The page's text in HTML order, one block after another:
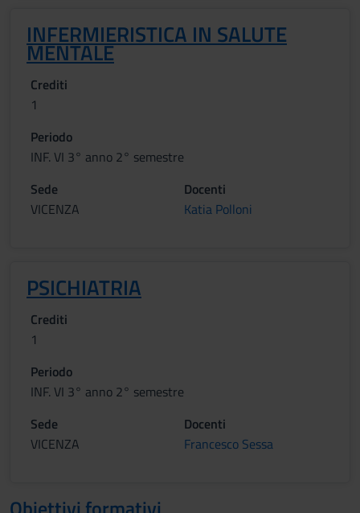
INFERMIERISTICA IN SALUTE
MENTALE
Crediti
1
Periodo
INF. VI 3° anno 2° semestre
Sede
VICENZA
Docenti
Katia Polloni
PSICHIATRIA
Crediti
1
Periodo
INF. VI 3° anno 2° semestre
Sede
VICENZA
Docenti
Francesco Sessa